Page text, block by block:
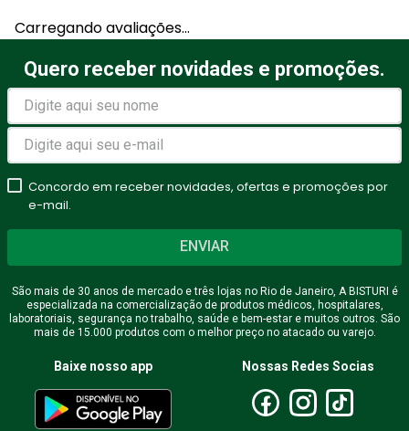
Carregando avaliações…
Quero receber novidades e promoções.
Concordo em receber novidades, ofertas e promoções por
e-mail.
ENVIAR
São mais de 30 anos de mercado e três lojas no Rio de Janeiro, A BISTURI é
especializada na comercialização de produtos médicos, hospitalares,
laboratoriais, segurança no trabalho, saúde e bem-estar e muitos outros. São
mais de 15.000 produtos com o melhor preço no atacado ou varejo.
Baixe nosso app Nossas Redes Socias